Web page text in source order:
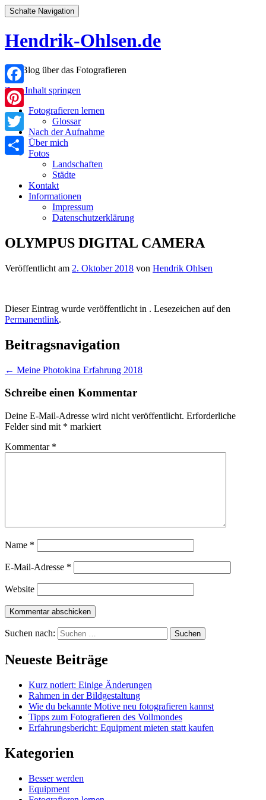
Schalte Navigation
Hendrik-Ohlsen.de
Der Blog über das Fotografieren
Zum Inhalt springen
Fotografieren lernen
Glossar
Nach der Aufnahme
Über mich
Fotos
Landschaften
Städte
Kontakt
Informationen
Impressum
Datenschutzerklärung
OLYMPUS DIGITAL CAMERA
Veröffentlicht am 2. Oktober 2018 von Hendrik Ohlsen
Dieser Eintrag wurde veröffentlicht in . Lesezeichen auf den
Permanentlink.
Beitragsnavigation
← Meine Photokina Erfahrung 2018
Schreibe einen Kommentar
Deine E-Mail-Adresse wird nicht veröffentlicht. Erforderliche
Felder sind mit * markiert
Kommentar *
Name *
E-Mail-Adresse *
Website
Suchen nach:
Neueste Beiträge
Kurz notiert: Einige Änderungen
Rahmen in der Bildgestaltung
Wie du bekannte Motive neu fotografieren kannst
Tipps zum Fotografieren des Vollmondes
Erfahrungsbericht: Equipment mieten statt kaufen
Kategorien
Besser werden
Equipment
Facebook
Pinterest
Twitter